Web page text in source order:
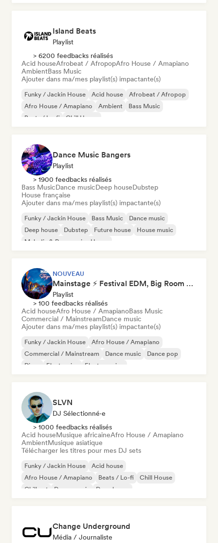
Island Beats
Playlist
> 6200 feedbacks réalisés
Acid houseAfrobeat / AfropopAfro House / Amapiano
AmbientBass Music
Ajouter dans ma/mes playlist(s) impactante(s)
Funky / Jackin House Acid house
Afrobeat / Afropop
Afro House / Amapiano
Ambient
Bass Music
Beats / Lo-fi
Chill House
Dance Music Bangers
Playlist
> 1900 feedbacks réalisés
Bass MusicDance musicDeep houseDubstep
House française
Ajouter dans ma/mes playlist(s) impactante(s)
Funky / Jackin House Bass Music
Dance music
Deep house
Dubstep Future house
House music
Melodic & Progressive House
NOUVEAU
Mainstage ⚡ Festival EDM, Big Room & House Anthems
Playlist
> 100 feedbacks réalisés
Acid houseAfro House / AmapianoBass Music
Commercial / MainstreamDance music
Ajouter dans ma/mes playlist(s) impactante(s)
Funky / Jackin House
Afro House / Amapiano
Commercial / Mainstream
Dance music
Dance pop
Disco
Electronica Electro swing
SLVN
DJ Sélectionné·e
> 1000 feedbacks réalisés
Acid houseMusique africaineAfro House / Amapiano
AmbientMusique asiatique
Télécharger les titres pour mes DJ sets
Funky / Jackin House
Acid house
Afro House / Amapiano
Beats / Lo-fi
Chill House
Chill out
Dance music Deep house
Change Underground
Média / Journaliste